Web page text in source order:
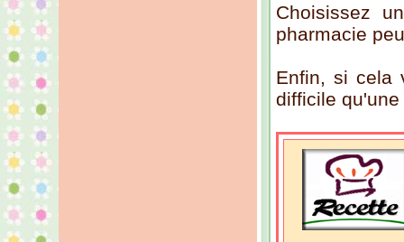
Choisissez
pharmacie
Enfin, si cela
difficile